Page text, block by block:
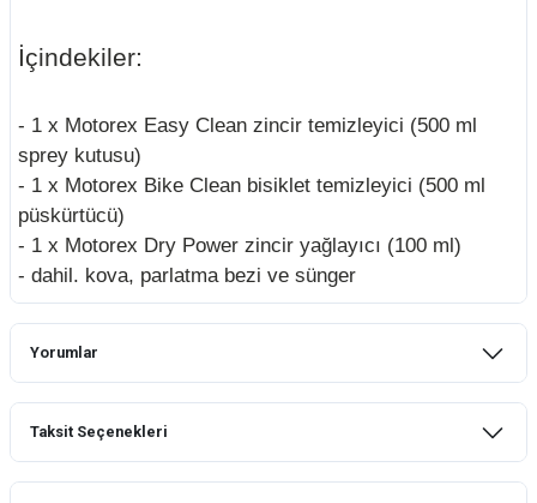
İçindekiler:
- 1 x Motorex Easy Clean zincir temizleyici (500 ml
sprey kutusu)
- 1 x Motorex Bike Clean bisiklet temizleyici (500 ml
püskürtücü)
- 1 x Motorex Dry Power zincir yağlayıcı (100 ml)
- dahil. kova, parlatma bezi ve sünger
Yorumlar
Taksit Seçenekleri